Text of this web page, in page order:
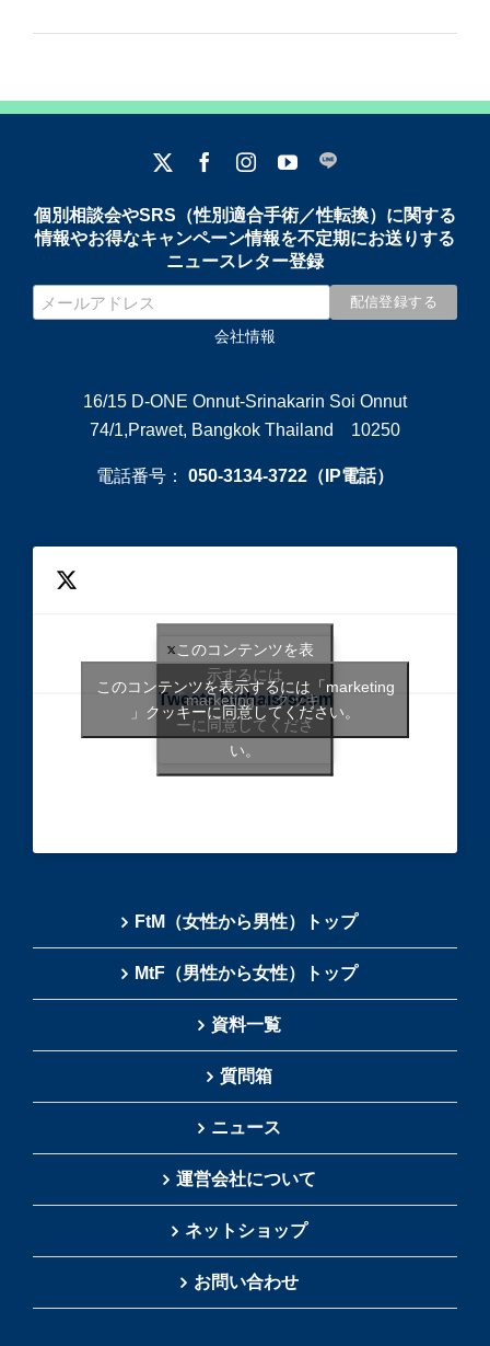
個別相談会やSRS（性別適合手術／性転換）に関する
情報やお得なキャンペーン情報を不定期にお送りする
ニュースレター登録
会社情報
16/15 D-ONE Onnut-Srinakarin Soi Onnut
74/1,Prawet, Bangkok Thailand 10250
電話番号： 050-3134-3722（IP電話）
Tweets bythaisrscom
このコンテンツを表
示するには
「marketing 」クッキ
ーに同意してくださ
い。
このコンテンツを表示するには「marketing
」クッキーに同意してください。
FtM（女性から男性）トップ
MtF（男性から女性）トップ
資料一覧
質問箱
ニュース
運営会社について
ネットショップ
お問い合わせ